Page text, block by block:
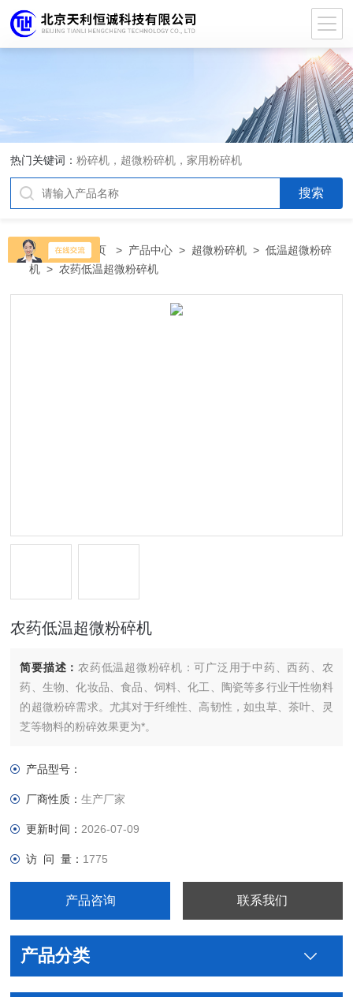
热门关键词：粉碎机，超微粉碎机，家用粉碎机
当前位置：首页 > 产品中心 > 超微粉碎机 >低温超微粉碎
机 > 农药低温超微粉碎机
农药低温超微粉碎机
简要描述： 农药低温超微粉碎机：可广泛用于中药、西药、农
药、生物、化妆品、食品、饲料、化工、陶瓷等多行业干性物料
的超微粉碎需求。尤其对于纤维性、高韧性，如虫草、茶叶、灵
芝等物料的粉碎效果更为*。
产品型号：
厂商性质：生产厂家
更新时间： 2026-07-09
访 问 量： 1775
产品咨询 联系我们
产品分类